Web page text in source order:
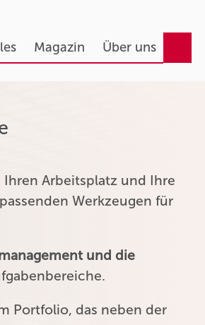
Magazin Über uns
Ihren Arbeitsplatz und Ihre
Werkzeugen für
und die
Portfolio, das neben der